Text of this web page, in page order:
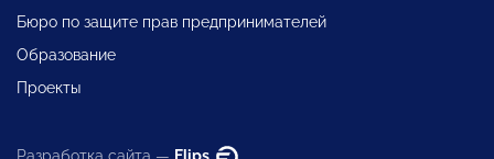
Бюро по защите прав предпринимателей
Образование
Проекты